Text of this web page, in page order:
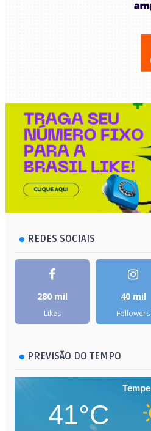
REDES SOCIAIS
280 mil
Likes
40 mil
Followers
PREVISÃO DO TEMPO
Tempe
41°C